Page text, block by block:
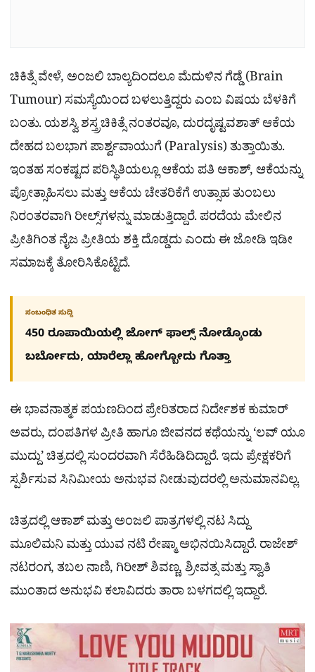
ಚಿಕಿತ್ಸೆ ವೇಳೆ, ಅಂಜಲಿ ಬಾಲ್ಯದಿಂದಲೂ ಮೆದುಳಿನ ಗೆಡ್ಡೆ (Brain
Tumour) ಸಮಸ್ಯೆಯಿಂದ ಬಳಲುತ್ತಿದ್ದರು ಎಂಬ ವಿಷಯ ಬೆಳಕಿಗೆ
ಬಂತು. ಯಶಸ್ವಿ ಶಸ್ತ್ರಚಿಕಿತ್ಸೆ ನಂತರವೂ, ದುರದೃಷ್ಟವಶಾತ್ ಆಕೆಯ
ದೇಹದ ಬಲಭಾಗ ಪಾರ್ಶ್ವವಾಯುಗೆ (Paralysis) ತುತ್ತಾಯಿತು.
ಇಂತಹ ಸಂಕಷ್ಟದ ಪರಿಸ್ಥಿತಿಯಲ್ಲೂ ಆಕೆಯ ಪತಿ ಆಕಾಶ್, ಆಕೆಯನ್ನು
ಪ್ರೋತ್ಸಾಹಿಸಲು ಮತ್ತು ಆಕೆಯ ಚೇತರಿಕೆಗೆ ಉತ್ಸಾಹ ತುಂಬಲು
ನಿರಂತರವಾಗಿ ರೀಲ್ಸ್‌ಗಳನ್ನು ಮಾಡುತ್ತಿದ್ದಾರೆ. ಪರದೆಯ ಮೇಲಿನ
ಪ್ರೀತಿಗಿಂತ ನೈಜ ಪ್ರೀತಿಯ ಶಕ್ತಿ ದೊಡ್ಡದು ಎಂದು ಈ ಜೋಡಿ ಇಡೀ
ಸಮಾಜಕ್ಕೆ ತೋರಿಸಿಕೊಟ್ಟಿದೆ.
ಸಂಬಂಧಿತ ಸುದ್ದಿ
450 ರೂಪಾಯಿಯಲ್ಲಿ ಜೋಗ್​ ಫಾಲ್ಸ್​ ನೋಡ್ಕೊಂಡು
ಬರ್ಬೋದು, ಯಾರೆಲ್ಲಾ ಹೋಗ್ಬೋದು ಗೊತ್ತಾ
ಈ ಭಾವನಾತ್ಮಕ ಪಯಣದಿಂದ ಪ್ರೇರಿತರಾದ ನಿರ್ದೇಶಕ ಕುಮಾರ್
ಅವರು, ದಂಪತಿಗಳ ಪ್ರೀತಿ ಹಾಗೂ ಜೀವನದ ಕಥೆಯನ್ನು ‘ಲವ್ ಯೂ
ಮುದ್ದು’ ಚಿತ್ರದಲ್ಲಿ ಸುಂದರವಾಗಿ ಸೆರೆಹಿಡಿದಿದ್ದಾರೆ. ಇದು ಪ್ರೇಕ್ಷಕರಿಗೆ
ಸ್ಪರ್ಶಿಸುವ ಸಿನಿಮೀಯ ಅನುಭವ ನೀಡುವುದರಲ್ಲಿ ಅನುಮಾನವಿಲ್ಲ.
ಚಿತ್ರದಲ್ಲಿ ಆಕಾಶ್ ಮತ್ತು ಅಂಜಲಿ ಪಾತ್ರಗಳಲ್ಲಿ ನಟ ಸಿದ್ದು
ಮೂಲಿಮನಿ ಮತ್ತು ಯುವ ನಟಿ ರೇಷ್ಮಾ ಅಭಿನಯಿಸಿದ್ದಾರೆ. ರಾಜೇಶ್‌
ನಟರಂಗ, ತಬಲ ನಾಣಿ, ಗಿರೀಶ್‌ ಶಿವಣ್ಣ, ಶ್ರೀವತ್ಸ ಮತ್ತು ಸ್ವಾತಿ
ಮುಂತಾದ ಅನುಭವಿ ಕಲಾವಿದರು ತಾರಾ ಬಳಗದಲ್ಲಿ ಇದ್ದಾರೆ.